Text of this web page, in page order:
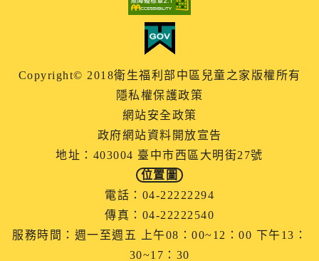
Copyright© 2018衛生福利部中區兒童之家版權所有
隱私權保護政策
網站安全政策
政府網站資料開放宣告
地址：403004 臺中市西區大明街27號
位置圖
電話：04-22222294
傳真：04-22222540
服務時間：週一至週五 上午08：00~12：00 下午13：
30~17：30